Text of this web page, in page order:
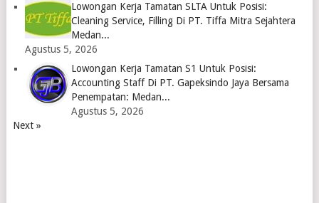
Lowongan Kerja Tamatan SLTA Untuk Posisi:
Cleaning Service, Filling Di PT. Tiffa Mitra Sejahtera
Medan...
Agustus 5, 2026
Lowongan Kerja Tamatan S1 Untuk Posisi:
Accounting Staff Di PT. Gapeksindo Jaya Bersama
Penempatan: Medan...
Agustus 5, 2026
Next »